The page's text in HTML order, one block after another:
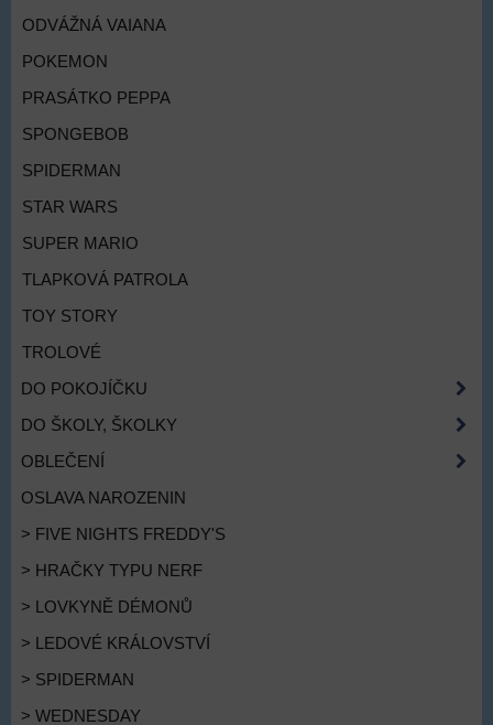
ODVÁŽNÁ VAIANA
POKEMON
PRASÁTKO PEPPA
SPONGEBOB
SPIDERMAN
STAR WARS
SUPER MARIO
TLAPKOVÁ PATROLA
TOY STORY
TROLOVÉ
DO POKOJÍČKU
DO ŠKOLY, ŠKOLKY
OBLEČENÍ
OSLAVA NAROZENIN
> FIVE NIGHTS FREDDY'S
> HRAČKY TYPU NERF
> LOVKYNĚ DÉMONŮ
> LEDOVÉ KRÁLOVSTVÍ
> SPIDERMAN
> WEDNESDAY